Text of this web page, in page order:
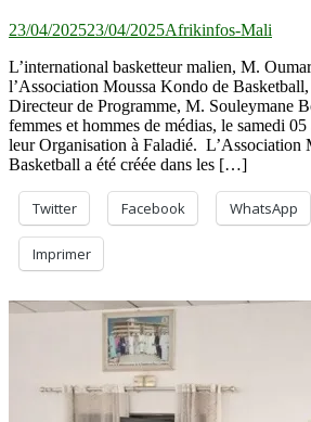
23/04/202523/04/2025Afrikinfos-Mali
L’international basketteur malien, M.
l’Association Moussa Kondo de
Directeur de Programme, M. Souleymane
femmes et hommes de médias, le samedi
leur Organisation à Faladié. L’Association
Basketball a été créée dans les […]
Twitter Facebook WhatsApp
Imprimer